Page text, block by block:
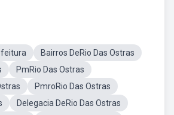
Bairros DeRio Das Ostras
PmRio Das Ostras
PmroRio Das Ostras
Delegacia DeRio Das Ostras